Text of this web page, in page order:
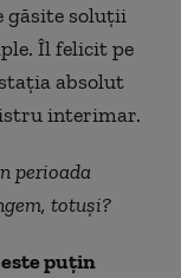
găsite soluții
Îl felicit pe
absolut
interimar.
perioada
totuși?
puțin